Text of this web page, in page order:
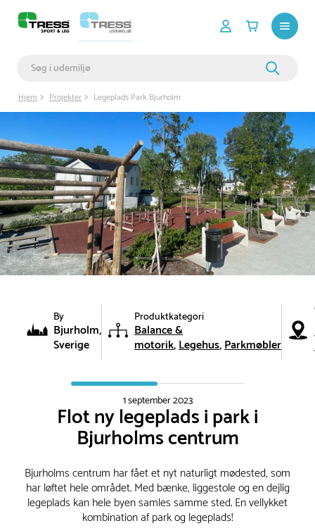
Hjem Projekter Legeplads Park Bjurholm
By
Bjurholm,
Sverige
Produktkategori
Balance &
motorik Legehus Parkmøbler
1 september 2023
Flot ny legeplads i park i
Bjurholms centrum
Bjurholms centrum har fået et nyt naturligt mødested, som
har løftet hele området. Med bænke, liggestole og en dejlig
legeplads kan hele byen samles samme sted. En vellykket
kombination af park og legeplads!